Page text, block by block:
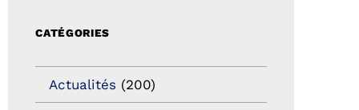
CATÉGORIES
Actualités (200)